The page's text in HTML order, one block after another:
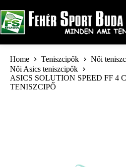
to
content
Home Teniszcipők
Női
Női Asics teniszcipők
ASICS SOLUTION SPEED FF 4
TENISZCIPŐ